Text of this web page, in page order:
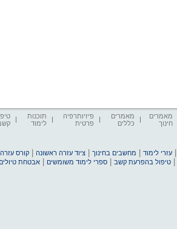
מאמרים
חינוך
מאמרים
כללים
פיזיותרפיה
פרטית
תוכנות
לימוד
עזרי לימוד מחשבים בחינוך |ציוד עזרה ראשונה |קורס
|טיפול בהפרעת קשב |ספרי לימוד משומשים |אבטחת טיולים